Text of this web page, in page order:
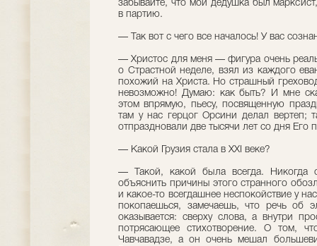
забывайте, что мой дедушка был
в партию.
— Так вот с чего все началось! У вас
— Христос для меня — фигура очень
о Страстной неделе, взял из каждого
похожий на Христа. Но страшный
невозможно! Думаю: как быть? И мне
этом впрямую, пьесу, посвященную
там у нас герцог Орсини делал вертеп;
отпраздновали две тысячи лет со дня Его
— Какой Грузия стала в ХХI веке?
— Такой, какой была всегда. Никогда
объяснить причины этого странного
и какое-то всегдашнее неспокойствие у
покопаешься, замечаешь, что речь об
оказывается: сверху слова, а внутри
потрясающее стихотворение. О том,
Чавчавадзе, а он очень мешал